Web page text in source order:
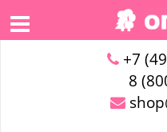
+7
8